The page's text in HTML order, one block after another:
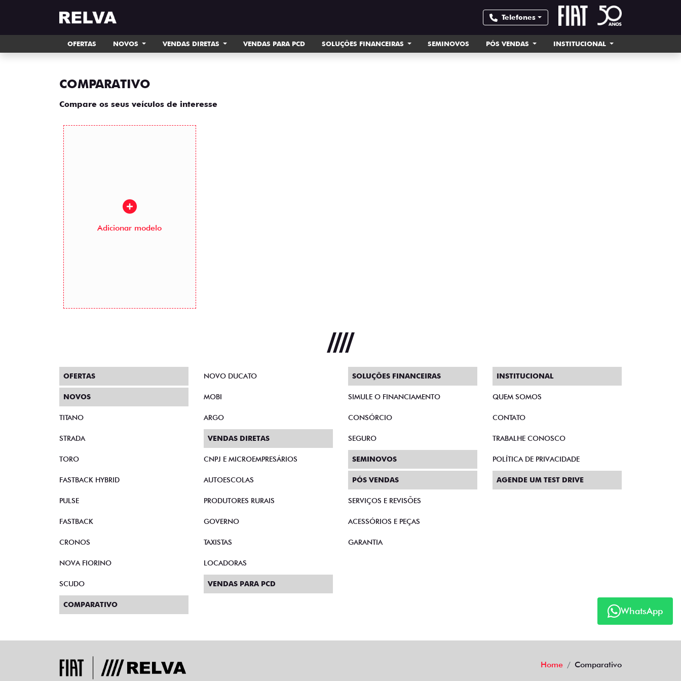
Telefones
OFERTAS NOVOS VENDAS DIRETAS VENDAS PARA PCD SOLUÇÕES FINANCEIRAS SEMINOVOS PÓS VENDAS INSTITUCIONAL
COMPARATIVO
Compare os seus veículos de interesse
Adicionar modelo
WhatsApp
OFERTAS
NOVOS
TITANO
STRADA
TORO
FASTBACK HYBRID
PULSE
FASTBACK
CRONOS
NOVA FIORINO
SCUDO
NOVO DUCATO
MOBI
ARGO
VENDAS DIRETAS
CNPJ E MICROEMPRESÁRIOS
AUTOESCOLAS
PRODUTORES RURAIS
GOVERNO
TAXISTAS
LOCADORAS
VENDAS PARA PCD
SOLUÇÕES FINANCEIRAS
SIMULE O FINANCIAMENTO
CONSÓRCIO
SEGURO
SEMINOVOS
PÓS VENDAS
SERVIÇOS E REVISÕES
ACESSÓRIOS E PEÇAS
GARANTIA
INSTITUCIONAL
QUEM SOMOS
CONTATO
TRABALHE CONOSCO
POLÍTICA DE PRIVACIDADE
AGENDE UM TEST DRIVE
COMPARATIVO
Home Comparativo